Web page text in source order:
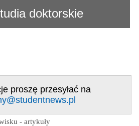
doktorskie
proszę przesyłać na
- artykuły